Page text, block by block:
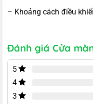
– Khoảng cách điều
Đánh giá Cửa
5
4
3